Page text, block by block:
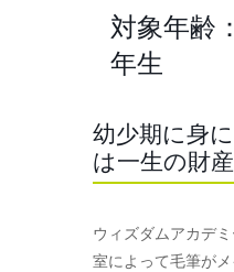
対象年齢
年生
幼少期に身
は一生の財産
ウィズダムアカデ
室によって毛筆が